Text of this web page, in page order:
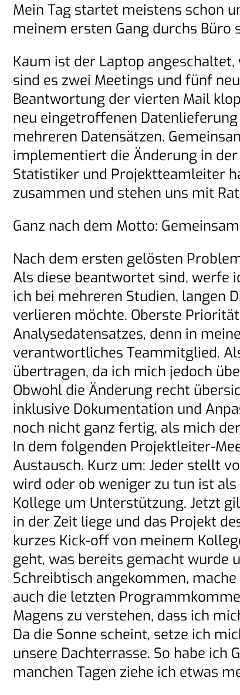
Mein Tag startet meistens schon
meinem ersten Gang durchs Büro
Kaum ist der Laptop
sind es zwei Meetings und fünf
Beantwortung der vierten Mail
neu eingetroffenen
mehreren Datensätzen.
implementiert die Änderung in
Statistiker und Projektteamleiter
zusammen und stehen uns mit
Ganz nach dem Motto:
Nach dem ersten gelösten
Als diese beantwortet sind, werfe
ich bei mehreren Studien, langen
verlieren möchte. Oberste
Analysedatensatzes, denn in
verantwortliches Teammitglied.
übertragen, da ich mich jedoch
Obwohl die Änderung recht
inklusive Dokumentation und
noch nicht ganz fertig, als mich
In dem folgenden Projektleiter-
Austausch. Kurz um: Jeder stellt
wird oder ob weniger zu tun ist
Kollege um Unterstützung. Jetzt
in der Zeit liege und das Projekt
kurzes Kick-off von meinem
geht, was bereits gemacht wurde
Schreibtisch angekommen,
auch die letzten
Magens zu verstehen, dass ich
Da die Sonne scheint, setze ich
unsere Dachterrasse. So habe ich
manchen Tagen ziehe ich etwas